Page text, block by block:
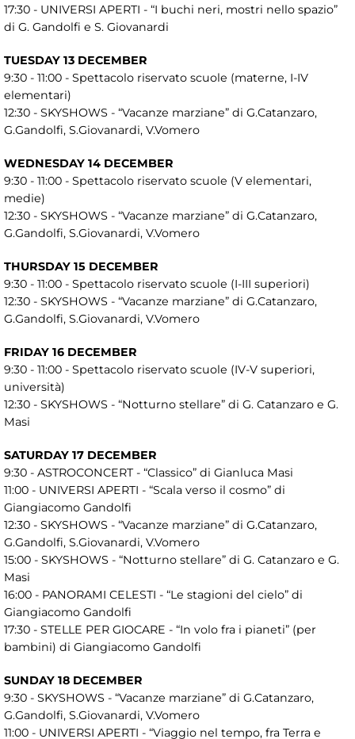
17:30 - UNIVERSI APERTI - “I buchi neri, mostri nello spazio”
di G. Gandolfi e S. Giovanardi
TUESDAY 13 DECEMBER
9:30 - 11:00 - Spettacolo riservato scuole (materne, I-IV
elementari)
12:30 - SKYSHOWS - “Vacanze marziane” di G.Catanzaro,
G.Gandolfi, S.Giovanardi, V.Vomero
WEDNESDAY 14 DECEMBER
9:30 - 11:00 - Spettacolo riservato scuole (V elementari,
medie)
12:30 - SKYSHOWS - “Vacanze marziane” di G.Catanzaro,
G.Gandolfi, S.Giovanardi, V.Vomero
THURSDAY 15 DECEMBER
9:30 - 11:00 - Spettacolo riservato scuole (I-III superiori)
12:30 - SKYSHOWS - “Vacanze marziane” di G.Catanzaro,
G.Gandolfi, S.Giovanardi, V.Vomero
FRIDAY 16 DECEMBER
9:30 - 11:00 - Spettacolo riservato scuole (IV-V superiori,
università)
12:30 - SKYSHOWS - “Notturno stellare” di G. Catanzaro e G.
Masi
SATURDAY 17 DECEMBER
9:30 - ASTROCONCERT - “Classico” di Gianluca Masi
11:00 - UNIVERSI APERTI - “Scala verso il cosmo” di
Giangiacomo Gandolfi
12:30 - SKYSHOWS - “Vacanze marziane” di G.Catanzaro,
G.Gandolfi, S.Giovanardi, V.Vomero
15:00 - SKYSHOWS - “Notturno stellare” di G. Catanzaro e G.
Masi
16:00 - PANORAMI CELESTI - “Le stagioni del cielo” di
Giangiacomo Gandolfi
17:30 - STELLE PER GIOCARE - “In volo fra i pianeti” (per
bambini) di Giangiacomo Gandolfi
SUNDAY 18 DECEMBER
9:30 - SKYSHOWS - “Vacanze marziane” di G.Catanzaro,
G.Gandolfi, S.Giovanardi, V.Vomero
11:00 - UNIVERSI APERTI - “Viaggio nel tempo, fra Terra e